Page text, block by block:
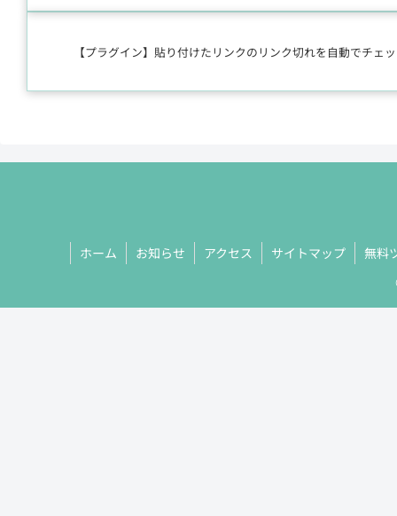
【プラグイン】貼り付けたリンクのリンク切れを自動でチェ
ホーム お知らせ アクセス サイトマップ
無料